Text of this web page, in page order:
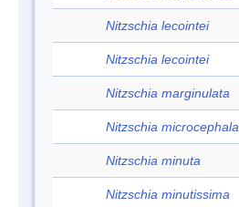
Nitzschia lecointei
Nitzschia lecointei
Nitzschia marginulata
Nitzschia microcephala
Nitzschia minuta
Nitzschia minutissima